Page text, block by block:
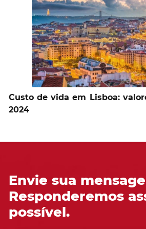
Custo de vida em Lisboa:
2024
Envie sua
Responderemos
possível.